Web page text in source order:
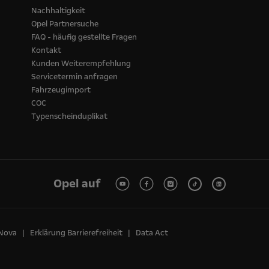
Nachhaltigkeit
Opel Partnersuche
FAQ - häufig gestellte Fragen
Kontakt
Kunden Weiterempfehlung
Servicetermin anfragen
Fahrzeugimport
COC
Typenscheinduplikat
Opel auf
Erklärung Barrierefreiheit
Data Act